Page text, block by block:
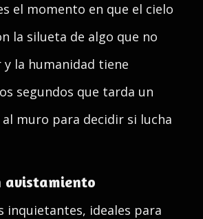
el momento en que el cielo
la silueta de algo que no
la humanidad tiene
segundos que tarda un
muro para decidir si lucha
avistamiento
inquietantes, ideales para